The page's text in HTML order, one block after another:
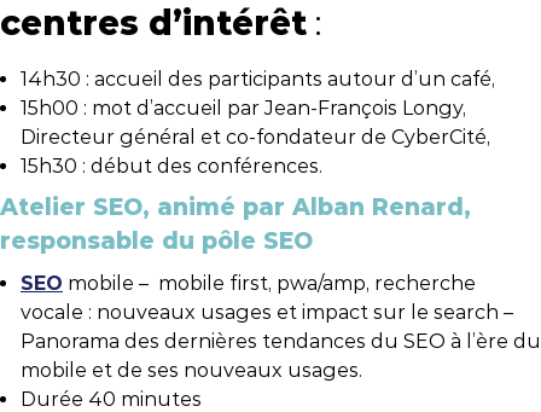
centres d’intérêt :
14h30 : accueil des participants autour d’un café,
15h00 : mot d’accueil par Jean-François Longy,
Directeur général et co-fondateur de CyberCité,
15h30 : début des conférences.
Atelier SEO, animé par Alban Renard,
responsable du pôle SEO
SEO mobile – mobile first, pwa/amp, recherche
vocale : nouveaux usages et impact sur le search –
Panorama des dernières tendances du SEO à l’ère du
mobile et de ses nouveaux usages.
Durée 40 minutes